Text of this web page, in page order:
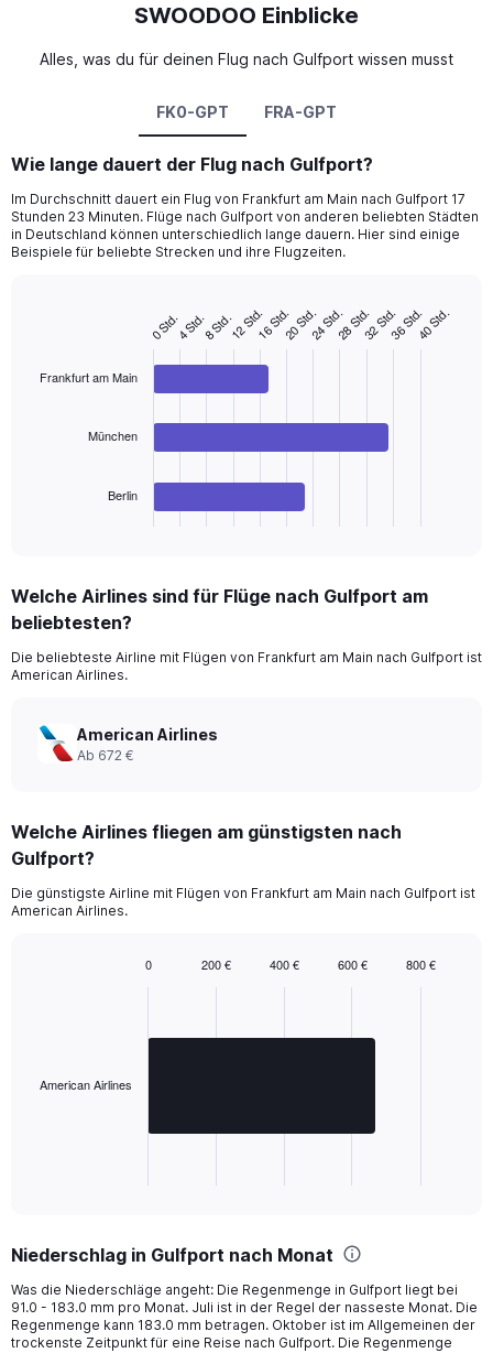
SWOODOO Einblicke
Alles, was du für deinen Flug nach Gulfport wissen musst
FK0-GPT FRA-GPT
Wie lange dauert der Flug nach Gulfport?
Im Durchschnitt dauert ein Flug von Frankfurt am Main nach Gulfport 17
Stunden 23 Minuten. Flüge nach Gulfport von anderen beliebten Städten
in Deutschland können unterschiedlich lange dauern. Hier sind einige
Beispiele für beliebte Strecken und ihre Flugzeiten.
Range:
3
The
chart
Range:
0
2400.
Frankfurt am Main
München
Berlin
0 Std. 12 Std. 24 Std. 36 Std.
4 Std.8 Std. 16 Std.20 Std. 28 Std.32 Std. 40 Std.
Welche Airlines sind für Flüge nach Gulfport am
beliebtesten?
Die beliebteste Airline mit Flügen von Frankfurt am Main nach Gulfport ist
American Airlines.
American Airlines
Ab 672 €
Welche Airlines fliegen am günstigsten nach
Gulfport?
Die günstigste Airline mit Flügen von Frankfurt am Main nach Gulfport ist
American Airlines.
The
Range:
1
categories.
The
chart
American Airlines
0 200 € 400 € 600 € 800 €
Niederschlag in Gulfport nach Monat
Was die Niederschläge angeht: Die Regenmenge in Gulfport liegt bei
91.0 - 183.0 mm pro Monat. Juli ist in der Regel der nasseste Monat. Die
Regenmenge kann 183.0 mm betragen. Oktober ist im Allgemeinen der
trockenste Zeitpunkt für eine Reise nach Gulfport. Die Regenmenge